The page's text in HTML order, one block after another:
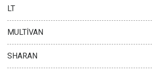
LT
MULTİVAN
SHARAN